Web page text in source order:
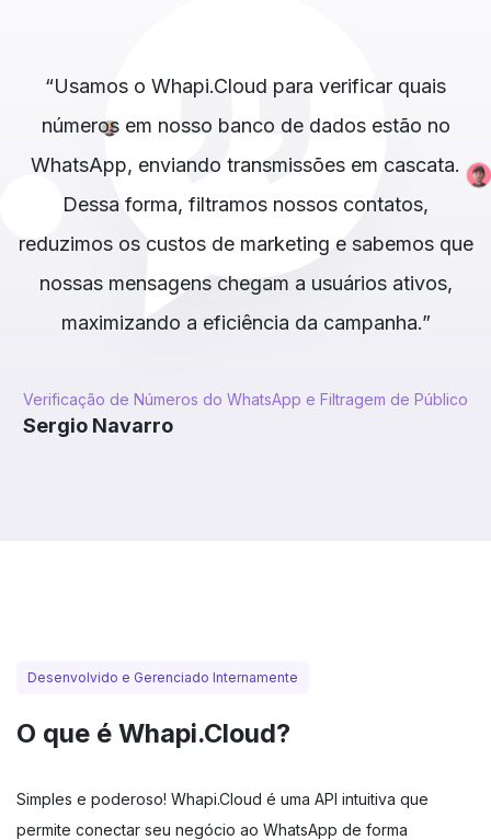
“Usamos o Whapi.Cloud para verificar quais
números em nosso banco de dados estão no
WhatsApp, enviando transmissões em cascata.
Dessa forma, filtramos nossos contatos,
reduzimos os custos de marketing e sabemos que
nossas mensagens chegam a usuários ativos,
maximizando a eficiência da campanha.”
Verificação de Números do WhatsApp e Filtragem de Público
Sergio Navarro
Desenvolvido e Gerenciado Internamente
O que é Whapi.Cloud?
Simples e poderoso! Whapi.Cloud é uma API intuitiva que
permite conectar seu negócio ao WhatsApp de forma